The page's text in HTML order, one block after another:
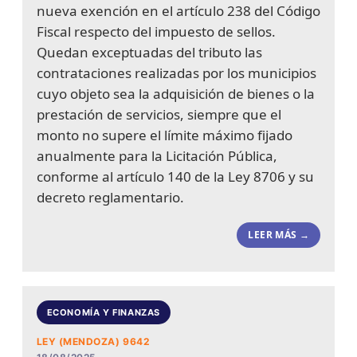
nueva exención en el artículo 238 del Código
Fiscal respecto del impuesto de sellos.
Quedan exceptuadas del tributo las
contrataciones realizadas por los municipios
cuyo objeto sea la adquisición de bienes o la
prestación de servicios, siempre que el
monto no supere el límite máximo fijado
anualmente para la Licitación Pública,
conforme al artículo 140 de la Ley 8706 y su
decreto reglamentario.
LEER MÁS →
ECONOMÍA Y FINANZAS
LEY (MENDOZA) 9642